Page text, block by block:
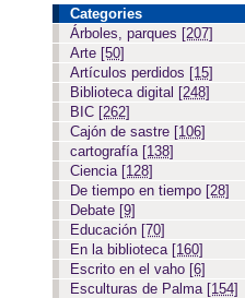
Categories
Árboles, parques [207]
Arte [50]
Artículos perdidos [15]
Biblioteca digital [248]
BIC [262]
Cajón de sastre [106]
cartografía [138]
Ciencia [128]
De tiempo en tiempo [28]
Debate [9]
Educación [70]
En la biblioteca [160]
Escrito en el vaho [6]
Esculturas de Palma [154]